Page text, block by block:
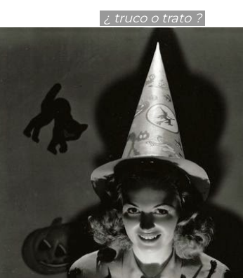
¿ truco o trato ?